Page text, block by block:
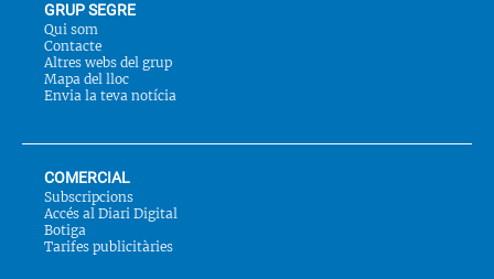
GRUP SEGRE
Qui som
Contacte
Altres webs del grup
Mapa del lloc
Envia la teva notícia
COMERCIAL
Subscripcions
Accés al Diari Digital
Botiga
Tarifes publicitàries